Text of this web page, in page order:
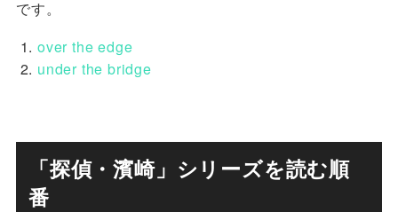
です。
over the edge
under the bridge
「探偵・濱崎」シリーズを読む順
番